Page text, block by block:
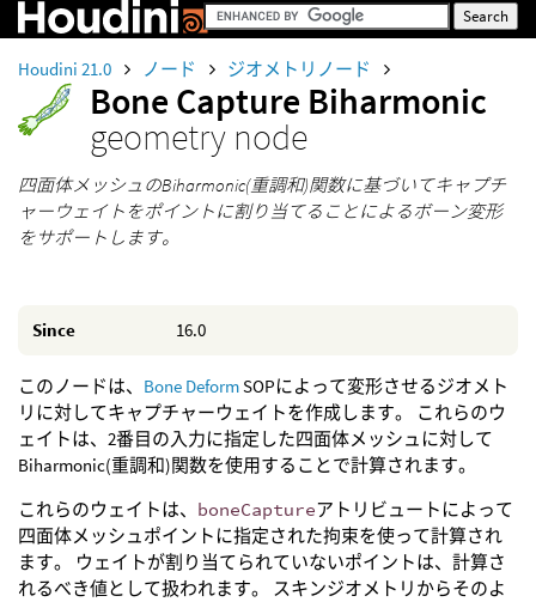
Houdini 21.0 ノード ジオメトリノード
Bone Capture Biharmonic
geometry node
四面体メッシュのBiharmonic(重調和)関数に基づいてキャプチ
ャーウェイトをポイントに割り当てることによるボーン変形
をサポートします。
Since 16.0
このノードは、 Bone DeformSOPによって変形させるジオメト
リに対してキャプチャーウェイトを作成します。 これらのウ
ェイトは、2番目の入力に指定した四面体メッシュに対して
Biharmonic(重調和)関数を使用することで計算されます。
これらのウェイトは、 boneCaptureアトリビュートによって
四面体メッシュポイントに指定された拘束を使って計算され
ます。 ウェイトが割り当てられていないポイントは、計算さ
れるべき値として扱われます。 スキンジオメトリからそのよ